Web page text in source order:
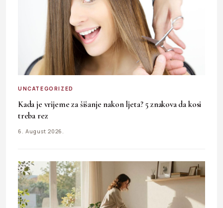
UNCATEGORIZED
Kada je vrijeme za šišanje nakon ljeta? 5 znakova da kosi
treba rez
6. August 2026.